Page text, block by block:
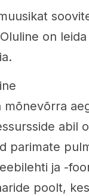
on
abil
parimate
ja -
poolt,